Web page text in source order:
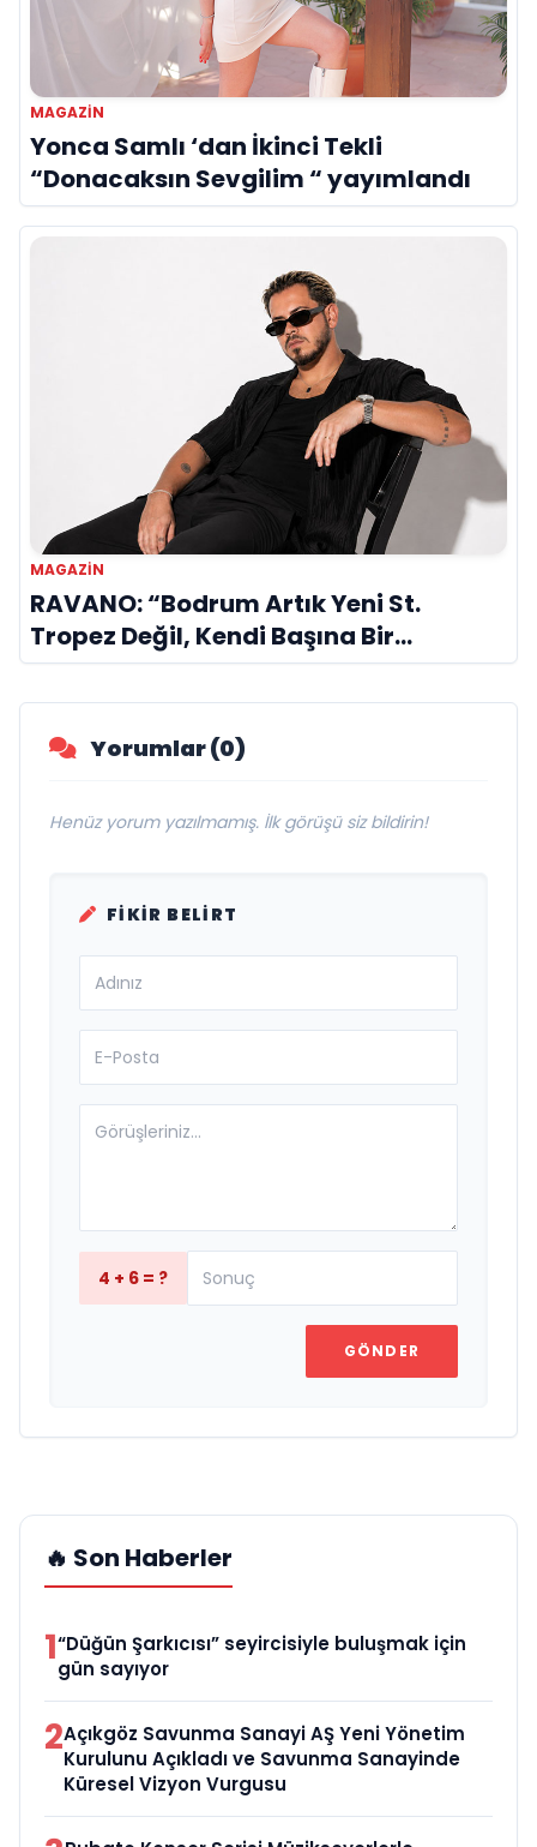
MAGAZIN
Yonca Samlı ‘dan İkinci Tekli
“Donacaksın Sevgilim “ yayımlandı
MAGAZIN
RAVANO: “Bodrum Artık Yeni St.
Tropez Değil, Kendi Başına Bir
Referans”
Yorumlar (0)
Henüz yorum yazılmamış. İlk görüşü siz bildirin!
FIKIR BELIRT
4 + 6 = ?
GÖNDER
🔥 Son Haberler
1“Düğün Şarkıcısı” seyircisiyle buluşmak için
gün sayıyor
2Açıkgöz Savunma Sanayi AŞ Yeni Yönetim
Kurulunu Açıkladı ve Savunma Sanayinde
Küresel Vizyon Vurgusu